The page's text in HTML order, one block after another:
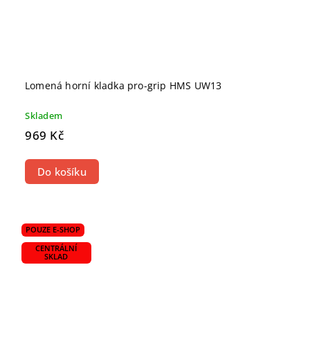
Lomená horní kladka pro-grip HMS UW13
Skladem
969 Kč
Do košíku
POUZE E-SHOP
CENTRÁLNÍ
SKLAD